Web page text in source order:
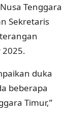
Tenggara
Sekretaris
duka
beberapa
Timur,”